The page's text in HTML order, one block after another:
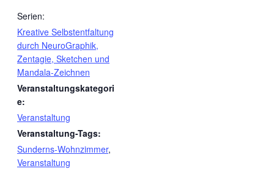
Serien:
Kreative Selbstentfaltung
durch NeuroGraphik,
Zentagie, Sketchen und
Mandala-Zeichnen
Veranstaltungskategori
e:
Veranstaltung
Veranstaltung-Tags:
Sunderns-Wohnzimmer,
Veranstaltung